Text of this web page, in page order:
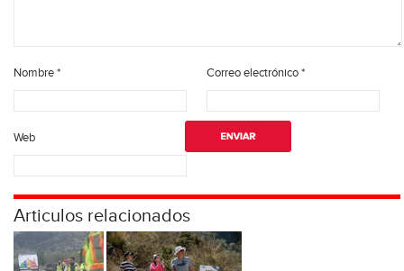
Nombre* Correo electrónico*
Web
Articulos relacionados